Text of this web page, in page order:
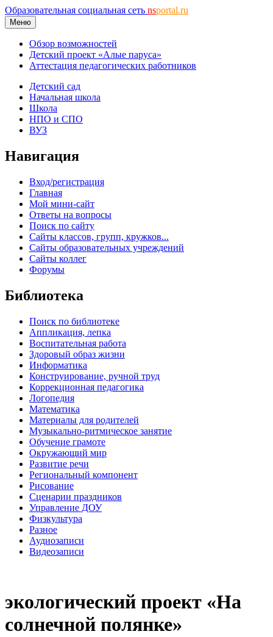
Образовательная социальная сеть nsportal.ru
Меню
Обзор возможностей
Детский проект «Алые паруса»
Аттестация педагогических работников
Детский сад
Начальная школа
Школа
НПО и СПО
ВУЗ
Навигация
Вход/регистрация
Главная
Мой мини-сайт
Ответы на вопросы
Поиск по сайту
Сайты классов, групп, кружков...
Сайты образовательных учреждений
Сайты коллег
Форумы
Библиотека
Поиск по библиотеке
Аппликация, лепка
Воспитательная работа
Здоровый образ жизни
Информатика
Конструирование, ручной труд
Коррекционная педагогика
Логопедия
Математика
Материалы для родителей
Музыкально-ритмическое занятие
Обучение грамоте
Окружающий мир
Развитие речи
Региональный компонент
Рисование
Сценарии праздников
Управление ДОУ
Физкультура
Разное
Аудиозаписи
Видеозаписи
экологический проект «На
солнечной полянке»